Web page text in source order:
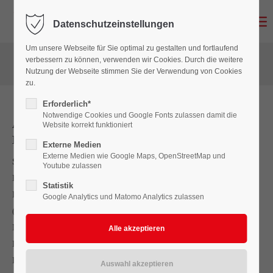
Login
Benutzername
Passwort
Register|Lost your password?
Lorem ipsum dolor sit amet:
Ausbildung zum Zimmermann (m/w/d) 2026 –
Bau Dir Deine Zukunft
Starte Deine Karriere im Handwerk mit echten Perspektiven
Du willst nicht den ganzen Tag im Büro sitzen und auf einen
Bildschirm schauen? Dann ist eine Ausbildung zum Zimmerer
(m/w/d) genau das Richtige für Dich. Bei der Zimmerei
Nienkemper arbeitest Du draußen, im Team und mit Deinen
Händen – und siehst jeden Tag, was Du geschafft hast.
Du möchtest wissen, welche spannenden Projekte Dich
Datenschutzeinstellungen
Um unsere Webseite für Sie optimal zu gestalten und fortlaufend
verbessern zu können, verwenden wir Cookies. Durch die weitere
Nutzung der Webseite stimmen Sie der Verwendung von Cookies
zu.
Erforderlich*
Notwendige Cookies und Google Fonts zulassen damit die
Website korrekt funktioniert
Externe Medien
Externe Medien wie Google Maps, OpenStreetMap und
Youtube zulassen
Statistik
Google Analytics und Matomo Analytics zulassen